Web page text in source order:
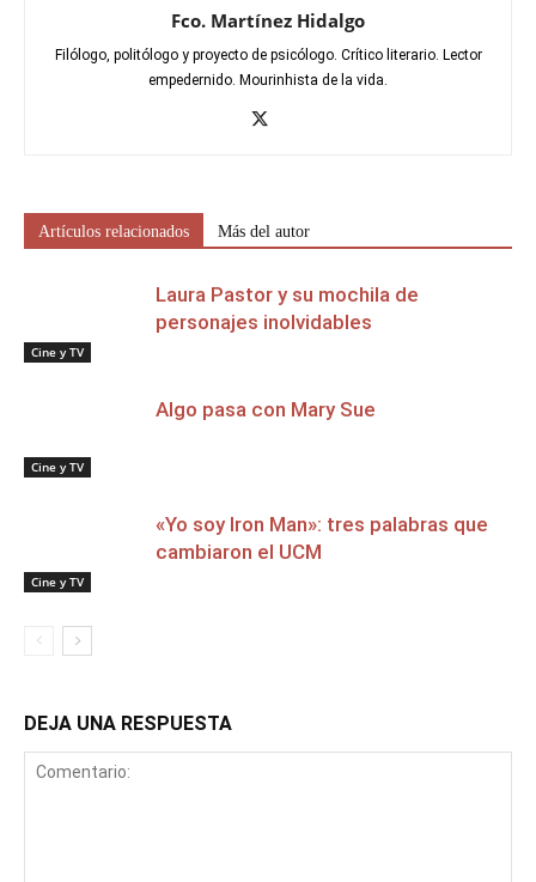
Fco. Martínez Hidalgo
Filólogo, politólogo y proyecto de psicólogo. Crítico literario. Lector
empedernido. Mourinhista de la vida.
Artículos relacionados Más del autor
Cine y TV
Laura Pastor y su mochila de
personajes inolvidables
Cine y TV
Algo pasa con Mary Sue
Cine y TV
«Yo soy Iron Man»: tres palabras que
cambiaron el UCM
DEJA UNA RESPUESTA